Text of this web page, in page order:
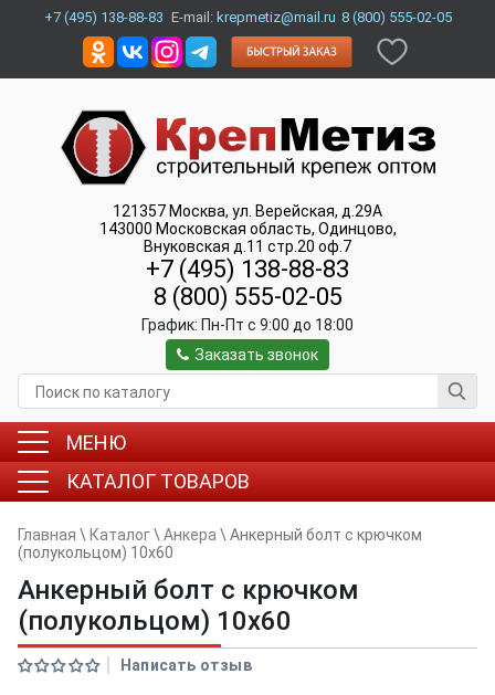
+7 (495) 138-88-83 E-mail: krepmetiz@mail.ru 8 (800) 555-02-05
121357 Москва, ул. Верейская, д.29А
143000 Московская область, Одинцово,
Внуковская д.11 стр.20 оф.7
+7 (495) 138-88-83
8 (800) 555-02-05
График: Пн-Пт c 9:00 до 18:00
Заказать звонок
МЕНЮ
КАТАЛОГ ТОВАРОВ
Главная \ Каталог\ Анкера \ Анкерный болт с крючком
(полукольцом) 10x60
Анкерный болт с крючком
(полукольцом) 10x60
Написать отзыв